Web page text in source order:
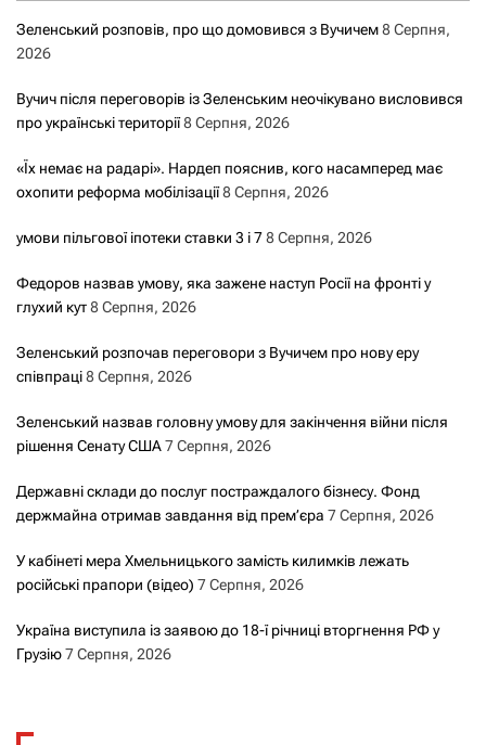
Зеленський розповів, про що домовився з Вучичем8 Серпня,
2026
Вучич після переговорів із Зеленським неочікувано висловився
про українські території8 Серпня, 2026
«Їх немає на радарі». Нардеп пояснив, кого насамперед має
охопити реформа мобілізації8 Серпня, 2026
умови пільгової іпотеки ставки 3 і 78 Серпня, 2026
Федоров назвав умову, яка зажене наступ Росії на фронті у
глухий кут8 Серпня, 2026
Зеленський розпочав переговори з Вучичем про нову еру
співпраці8 Серпня, 2026
Зеленський назвав головну умову для закінчення війни після
рішення Сенату США7 Серпня, 2026
Державні склади до послуг постраждалого бізнесу. Фонд
держмайна отримав завдання від прем’єра 7 Серпня, 2026
У кабінеті мера Хмельницького замість килимків лежать
російські прапори (відео) 7 Серпня, 2026
Україна виступила із заявою до 18-ї річниці вторгнення РФ у
Грузію7 Серпня, 2026